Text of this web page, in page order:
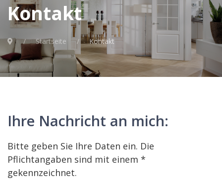
Kontakt
Startseite Kontakt
Ihre Nachricht an mich:
Bitte geben Sie Ihre Daten ein. Die
Pflichtangaben sind mit einem *
gekennzeichnet.